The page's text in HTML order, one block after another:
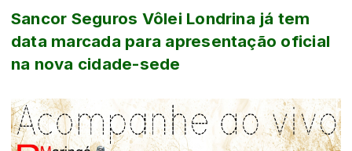
Sancor Seguros Vôlei Londrina já tem
data marcada para apresentação oficial
na nova cidade-sede